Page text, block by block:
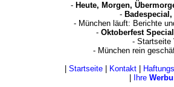
- Heute, Morgen,
-
- München läuft: Berichte
- Oktoberfest Special
- Startseite
- München rein
Startseite Kontakt
Ihre